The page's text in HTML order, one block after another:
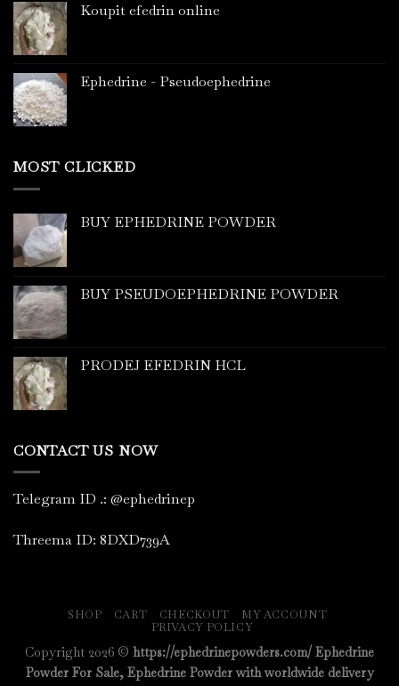
Koupit efedrin online
Ephedrine - Pseudoephedrine
MOST CLICKED
BUY EPHEDRINE POWDER
BUY PSEUDOEPHEDRINE POWDER
PRODEJ EFEDRIN HCL
CONTACT US NOW
Telegram ID .: @ephedrinep
Threema ID: 8DXD739A
SHOP CART CHECKOUT
MY ACCOUNT
PRIVACY POLICY
Copyright 2026 © https://ephedrinepowders.com/ Ephedrine
Powder For Sale, Ephedrine Powder with worldwide delivery